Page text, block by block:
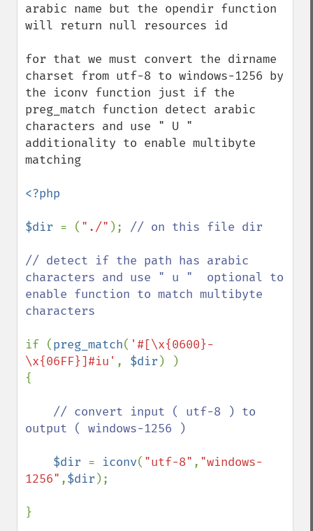
arabic name but the opendir function
will return null resources id
for that we must convert the dirname
charset from utf-8 to windows-1256 by
the iconv function just if the
preg_match function detect arabic
characters and use " U "
additionality to enable multibyte
matching
<?php
$dir = ( "./" ); // on this file dir
// detect if the path has arabic
characters and use " u "  optional to
enable function to match multibyte
characters
if (preg_match( '#[\x{0600}-
\x{06FF}]#iu' , $dir ) )
{
// convert input ( utf-8 ) to
output ( windows-1256 )
$dir = iconv( "utf-8" , "windows-
1256" ,$dir );
}